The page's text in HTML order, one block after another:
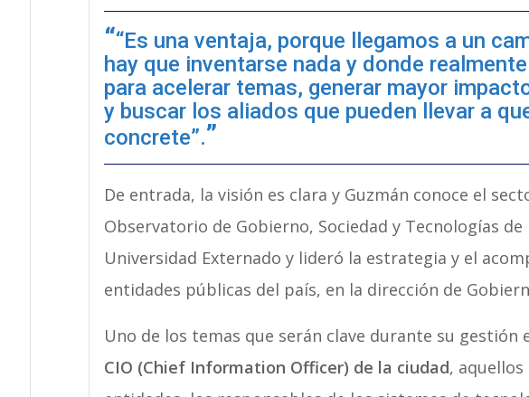
“Es una ventaja, porque llegamos a un
hay que inventarse nada y donde
para acelerar temas, generar mayor
y buscar los aliados que pueden llevar a
concrete”.
De entrada, la visión es clara y Guzmán conoce el
Observatorio de Gobierno, Sociedad y Tecnologías
Universidad Externado y lideró la estrategia y el
entidades públicas del país, en la dirección de
Uno de los temas que serán clave durante su gestión
CIO (Chief Information Officer) de la ciudad,